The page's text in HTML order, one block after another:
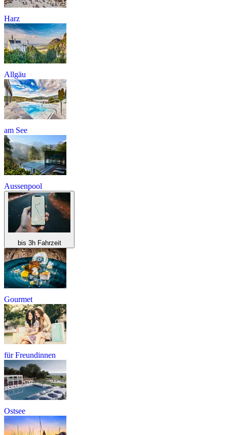
Harz
Allgäu
am See
Aussenpool
bis 3h Fahrzeit
Gourmet
für Freundinnen
Ostsee